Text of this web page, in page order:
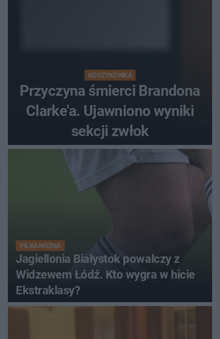
KOSZYKÓWKA
Przyczyna śmierci Brandona
Clarke'a. Ujawniono wyniki
sekcji zwłok
PIŁKA NOŻNA
Jagiellonia Białystok powalczy z
Widzewem Łódź. Kto wygra w hicie
Ekstraklasy?